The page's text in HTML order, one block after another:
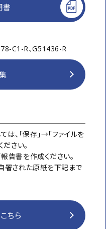
書
C1-R、G51436-R
、「保存」→「ファイルを
さい。
告書を作成ください。
署された原紙を下記まで
ちら